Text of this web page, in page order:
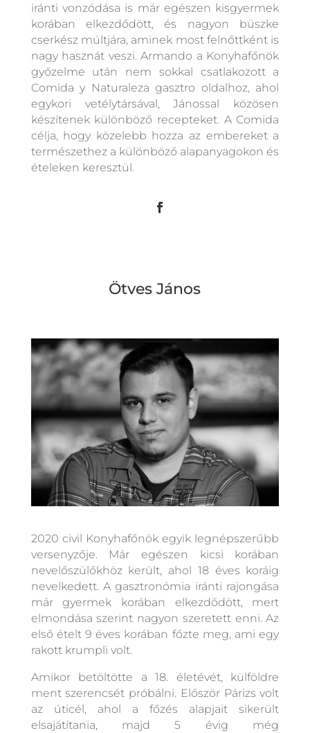
iránti vonzódása is már egészen kisgyermek
korában elkezdődött, és nagyon büszke
cserkész múltjára, aminek most felnőttként is
nagy hasznát veszi. Armando a Konyhafőnök
győzelme után nem sokkal csatlakozott a
Comida y Naturaleza gasztro oldalhoz, ahol
egykori vetélytársával, Jánossal közösen
készítenek különböző recepteket. A Comida
célja, hogy közelebb hozza az embereket a
természethez a különböző alapanyagokon és
ételeken keresztül.
Ötves János
2020 civil Konyhafőnök egyik legnépszerűbb
versenyzője. Már egészen kicsi korában
nevelőszülőkhöz került, ahol 18 éves koráig
nevelkedett. A gasztronómia iránti rajongása
már gyermek korában elkezdődött, mert
elmondása szerint nagyon szeretett enni. Az
első ételt 9 éves korában főzte meg, ami egy
rakott krumpli volt.
Amikor betöltötte a 18. életévét, külföldre
ment szerencsét próbálni. Először Párizs volt
az úticél, ahol a főzés alapjait sikerült
elsajátítania, majd 5 évig még